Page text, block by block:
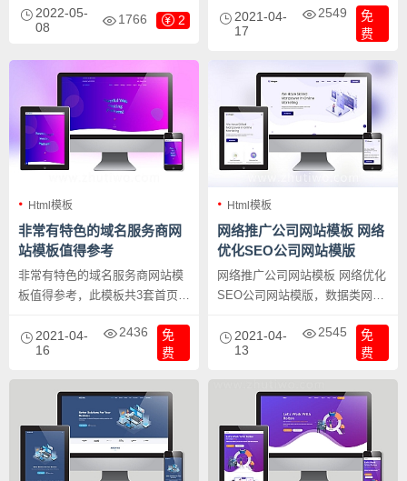
网络建站公司、品牌策划设计公
司网站等企业，当然其他行业也
其他行业的即可；自适应，同一
个后台，数据即时同步，简单适
用！附带测试数据！
2022-05-
08
1766 2
这个模板从风水学上来讲，是一
个非常聚财的设计，懂的人自然
2021-04-
17
2549
免
费
Html模板
非常有特色的域名服务商网
站模板值得参考
非常有特色的域名服务商网站模
板值得参考，此模板共3套首页风
应式H5布局，互动性网站模板。
2021-04-
16
2436
免
费
Html模板
网络推广公司网站模板 网络
优化SEO公司网站模版
网络推广公司网站模板 网络优化
SEO公司网站模版，数据类网站
友好。2021-04-
13
2545
免
费